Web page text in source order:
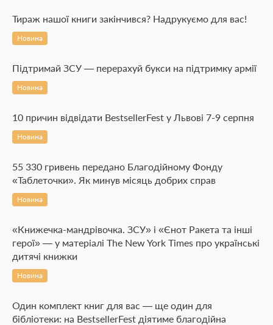
Тираж нашої книги закінчився? Надрукуємо для вас!
Новина
Підтримай ЗСУ — перерахуй букси на підтримку армії
Новина
10 причин відвідати BestsellerFest у Львові 7-9 серпня
Новина
55 330 гривень передано Благодійному Фонду
«Таблеточки». Як минув місяць добрих справ
Новина
«Книжечка-мандрівочка. ЗСУ» і «Єнот Ракета та інші
герої» — у матеріалі The New York Times про українські
дитячі книжки
Новина
Один комплект книг для вас — ще один для
бібліотеки: на BestsellerFest діятиме благодійна